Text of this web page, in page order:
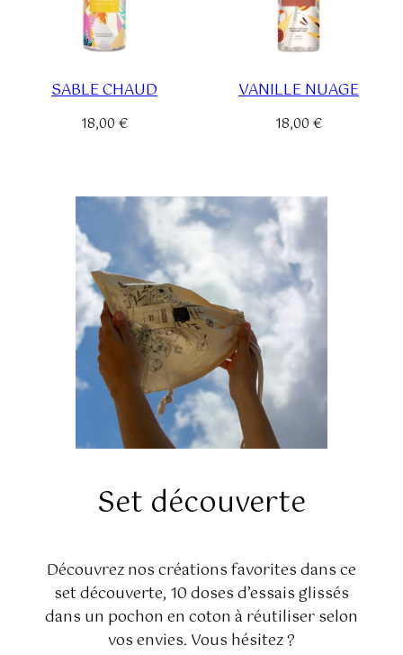
SABLE CHAUD
18,00 €
VANILLE NUAGE
18,00 €
Set découverte
Découvrez nos créations favorites dans ce
set découverte, 10 doses d’essais glissés
dans un pochon en coton à réutiliser selon
vos envies. Vous hésitez ?